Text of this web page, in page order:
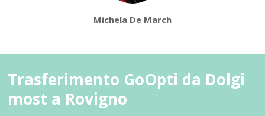
Michela De March
Trasferimento GoOpti da Dolgi
most a Rovigno